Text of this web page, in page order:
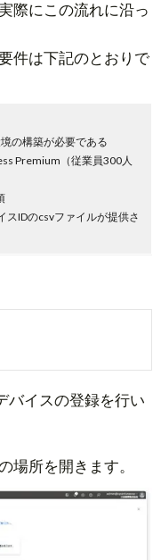
際にこの流れに沿っ
件は下記のとおりで
の構築が必要である
Premium（従業員300人
IDのcsvファイルが提供さ
バイスの登録を行い
場所を開きます。